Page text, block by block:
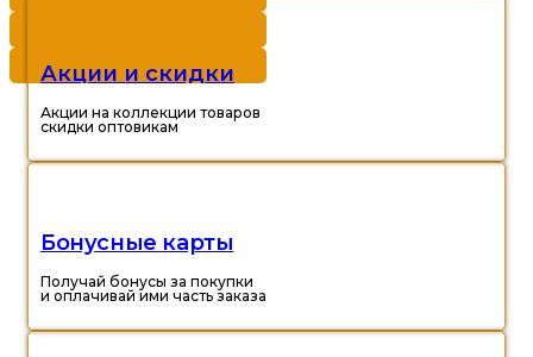
Акции и скидки
Акции на коллекции товаров
скидки оптовикам
Бонусные карты
Получай бонусы за покупки
и оплачивай ими часть заказа